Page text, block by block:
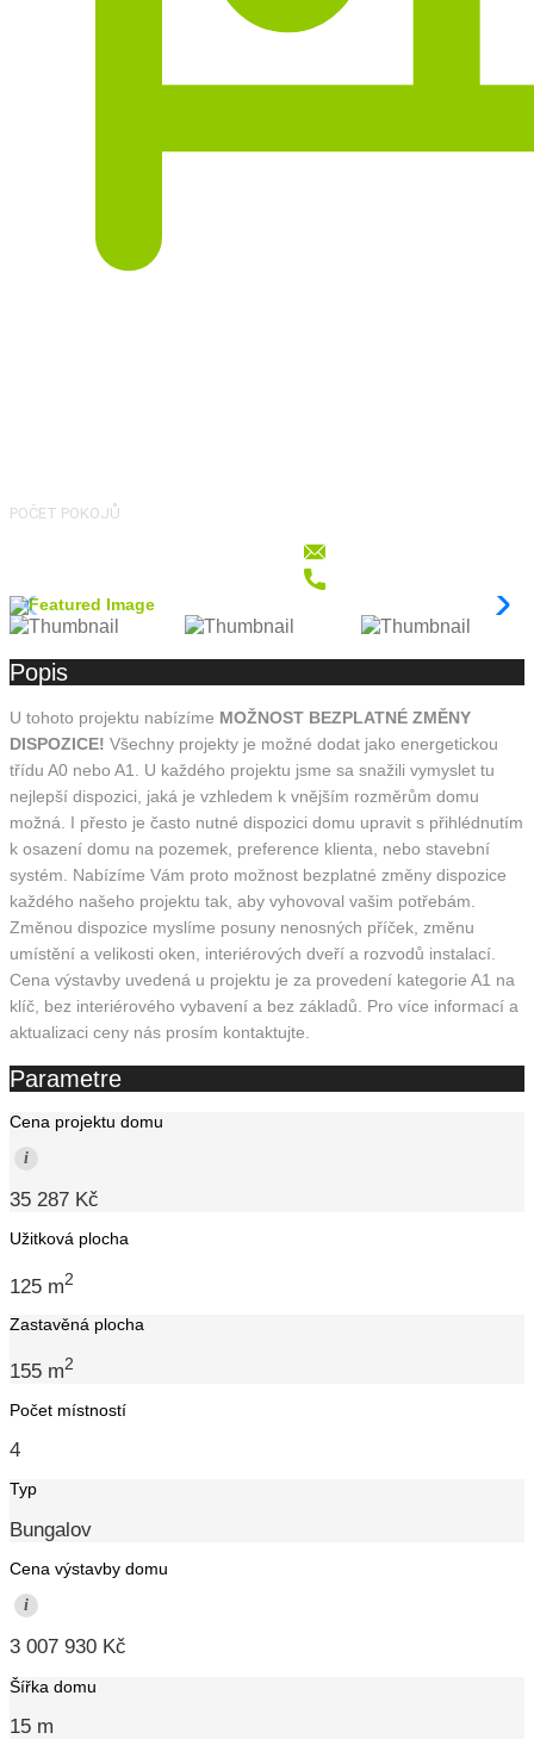
POČET POKOJŮ
Popis
U tohoto projektu nabízíme MOŽNOST BEZPLATNÉ ZMĚNY
DISPOZICE! Všechny projekty je možné dodat jako energetickou
třídu A0 nebo A1. U každého projektu jsme sa snažili vymyslet tu
nejlepší dispozici, jaká je vzhledem k vnějším rozměrům domu
možná. I přesto je často nutné dispozici domu upravit s přihlédnutím
k osazení domu na pozemek, preference klienta, nebo stavební
systém. Nabízíme Vám proto možnost bezplatné změny dispozice
každého našeho projektu tak, aby vyhovoval vašim potřebám.
Změnou dispozice myslíme posuny nenosných příček, změnu
umístění a velikosti oken, interiérových dveří a rozvodů instalací.
Cena výstavby uvedená u projektu je za provedení kategorie A1 na
klíč, bez interiérového vybavení a bez základů. Pro více informací a
aktualizaci ceny nás prosím kontaktujte.
Parametre
Cena projektu domu
i
35 287 Kč
Užitková plocha
125 m2
Zastavěná plocha
155 m2
Počet místností
4
Typ
Bungalov
Cena výstavby domu
i
3 007 930 Kč
Šířka domu
15 m